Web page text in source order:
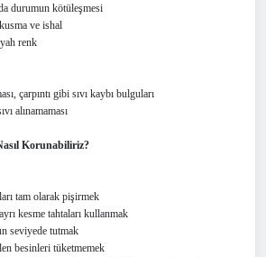
durumun kötüleşmesi
ve ishal
renk
çarpıntı gibi sıvı kaybı bulguları
alınamaması
Korunabiliriz?
tam olarak pişirmek
kesme tahtaları kullanmak
seviyede tutmak
besinleri tüketmemek